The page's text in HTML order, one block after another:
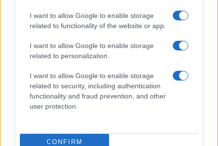
I want to allow Google to enable storage
related to functionality of the website or app.
I want to allow Google to enable storage
related to personalization.
I want to allow Google to enable storage
related to security, including authentication
functionality and fraud prevention, and other
user protection.
CONFIRM
Ripensare le tecnologie umanitarie oltre i criteri dei
Martina Marchesi · 10 Lug 2026